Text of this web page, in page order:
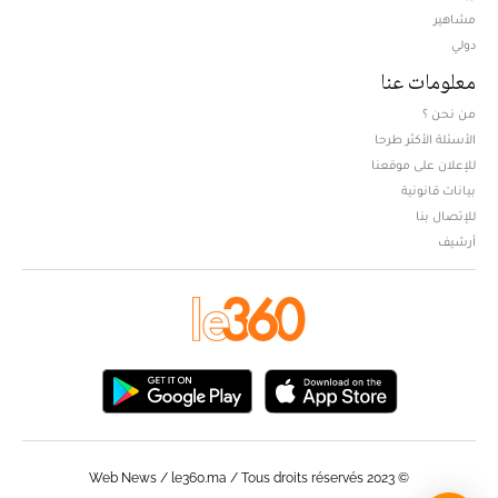
مشاهير
دولي
معلومات عنا
من نحن ؟
الأسئلة الأكثر طرحا
للإعلان على موقعنا
بيانات قانونية
للإتصال بنا
أرشيف
© Web News / le360.ma / Tous droits réservés 2023